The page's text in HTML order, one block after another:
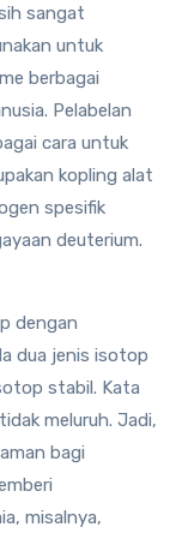
sangat
untuk
berbagai
Pelabelan
cara untuk
kopling alat
spesifik
deuterium.
dengan
dua jenis isotop
stabil. Kata
meluruh. Jadi,
bagi
misalnya,